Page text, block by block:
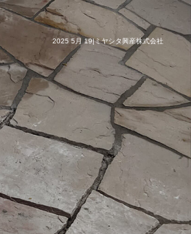
2025 5月 19|ミヤシタ興産株式会社